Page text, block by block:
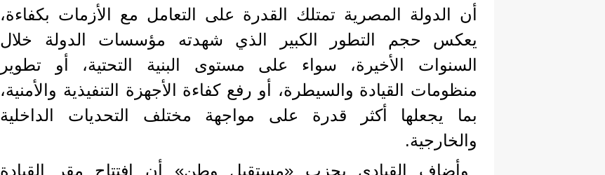
أن الدولة المصرية تمتلك القدرة على التعامل مع الأزمات بكفاءة،
يعكس حجم التطور الكبير الذي شهدته مؤسسات الدولة خلال
السنوات الأخيرة، سواء على مستوى البنية التحتية، أو تطوير
منظومات القيادة والسيطرة، أو رفع كفاءة الأجهزة التنفيذية والأمنية،
بما يجعلها أكثر قدرة على مواجهة مختلف التحديات الداخلية
والخارجية.
وأضاف القيادي بحزب «مستقبل وطن» أن افتتاح مقر القيادة